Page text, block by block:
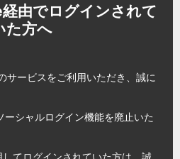
由でログインされて
た方へ
サービスをご利用いただき、誠に
シャルログイン機能を廃止いた